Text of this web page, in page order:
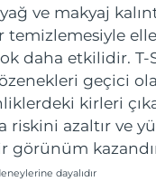
ve makyaj
temizlemesiyle elle
daha etkilidir. T-
geçici
kirleri
riskini azaltır ve
görünüm
dayalıdır
Tahmini
Tahmini
Tahmini
Tahmini
Tahmini